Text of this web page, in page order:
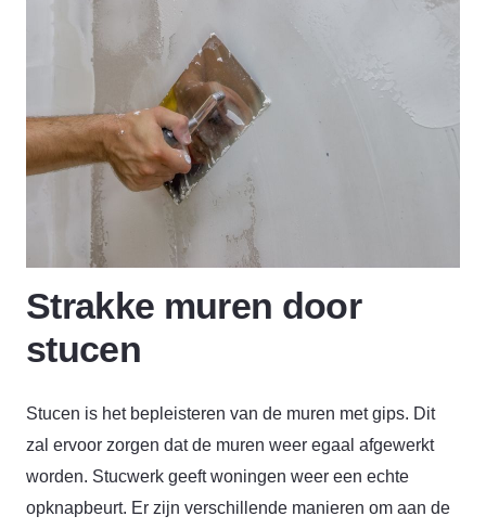
Strakke muren door
stucen
Stucen is het bepleisteren van de muren met gips. Dit
zal ervoor zorgen dat de muren weer egaal afgewerkt
worden. Stucwerk geeft woningen weer een echte
opknapbeurt. Er zijn verschillende manieren om aan de